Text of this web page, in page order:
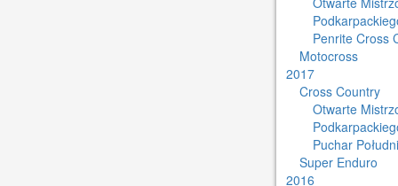
Penrite Cross
Motocross
2017
Cross Country
Otwarte
Puchar
Super Enduro
2016